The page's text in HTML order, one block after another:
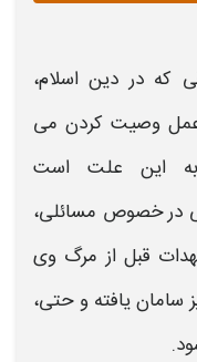
که در دین اسلام،
وصیت کردن می
به این علت است
در خصوص مسائلی،
قبل از مرگ وی
سامان یافته و حتی،